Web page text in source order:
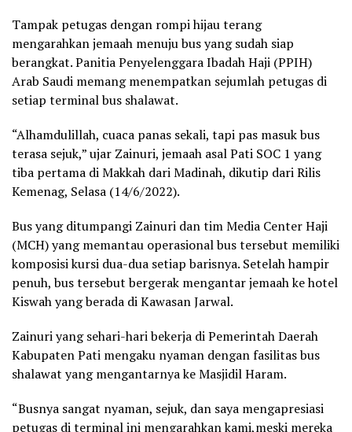
Tampak petugas dengan rompi hijau terang
mengarahkan jemaah menuju bus yang sudah siap
berangkat. Panitia Penyelenggara Ibadah Haji (PPIH)
Arab Saudi memang menempatkan sejumlah petugas di
setiap terminal bus shalawat.
“Alhamdulillah, cuaca panas sekali, tapi pas masuk bus
terasa sejuk,” ujar Zainuri, jemaah asal Pati SOC 1 yang
tiba pertama di Makkah dari Madinah, dikutip dari Rilis
Kemenag, Selasa (14/6/2022).
Bus yang ditumpangi Zainuri dan tim Media Center Haji
(MCH) yang memantau operasional bus tersebut memiliki
komposisi kursi dua-dua setiap barisnya. Setelah hampir
penuh, bus tersebut bergerak mengantar jemaah ke hotel
Kiswah yang berada di Kawasan Jarwal.
Zainuri yang sehari-hari bekerja di Pemerintah Daerah
Kabupaten Pati mengaku nyaman dengan fasilitas bus
shalawat yang mengantarnya ke Masjidil Haram.
“Busnya sangat nyaman, sejuk, dan saya mengapresiasi
petugas di terminal ini mengarahkan kami,meski mereka